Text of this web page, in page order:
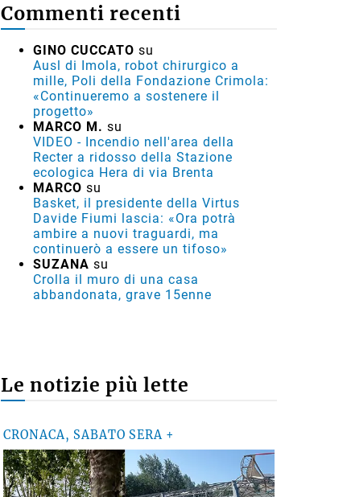
Commenti recenti
GINO CUCCATO su
Ausl di Imola, robot chirurgico a
mille, Poli della Fondazione Crimola:
«Continueremo a sostenere il
progetto»
MARCO M. su
VIDEO - Incendio nell'area della
Recter a ridosso della Stazione
ecologica Hera di via Brenta
MARCO su
Basket, il presidente della Virtus
Davide Fiumi lascia: «Ora potrà
ambire a nuovi traguardi, ma
continuerò a essere un tifoso»
SUZANA su
Crolla il muro di una casa
abbandonata, grave 15enne
Le notizie più lette
CRONACA, SABATO SERA +